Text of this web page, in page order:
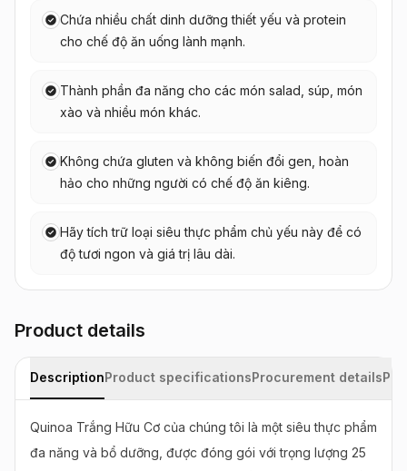
Chứa nhiều chất dinh dưỡng thiết yếu và protein
cho chế độ ăn uống lành mạnh.
Thành phần đa năng cho các món salad, súp, món
xào và nhiều món khác.
Không chứa gluten và không biến đổi gen, hoàn
hảo cho những người có chế độ ăn kiêng.
Hãy tích trữ loại siêu thực phẩm chủ yếu này để có
độ tươi ngon và giá trị lâu dài.
Product details
DescriptionProduct specificationsProcurement details
Quinoa Trắng Hữu Cơ của chúng tôi là một siêu thực phẩm
đa năng và bổ dưỡng, được đóng gói với trọng lượng 25